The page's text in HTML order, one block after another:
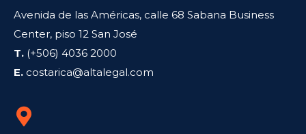
Avenida de las Américas, calle 68 Sabana Business
Center, piso 12 San José
T. (+506) 4036 2000
E. costarica@altalegal.com